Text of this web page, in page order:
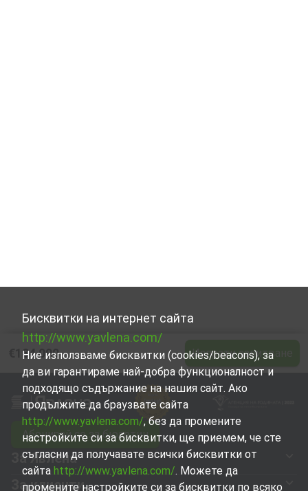
€184 000 Изпрати запитване
Бисквитки на интернет сайта
http://www.yavlena.com/
Ние използваме бисквитки (cookies/beacons), за
да ви гарантираме най-добра функционалност и
подходящо съдържание на нашия сайт. Ако
продължите да браузвате сайта
http://www.yavlena.com/, без да промените
настройките си за бисквитки, ще приемем, че сте
съгласни да получавате всички бисквитки от
сайта http://www.yavlena.com/. Можете да
промените настройките си за бисквитки по всяко
Абонирай се за бюлетин
За Явлена
За клиенти